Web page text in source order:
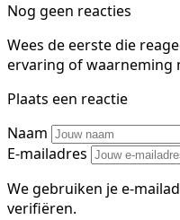
Nog geen reacties
Wees de eerste die
ervaring of waarneming
Plaats een reactie
Naam
E-mailadres
We gebruiken je e-
verifiëren.